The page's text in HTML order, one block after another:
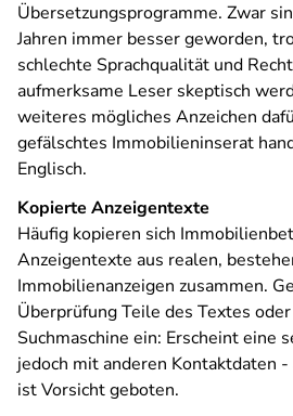
Übersetzungsprogramme. Zwar
Jahren immer besser geworden,
schlechte Sprachqualität und
aufmerksame Leser skeptisch
weiteres mögliches Anzeichen
gefälschtes Immobilieninserat
Englisch.
Kopierte Anzeigentexte
Häufig kopieren sich
Anzeigentexte aus realen,
Immobilienanzeigen zusammen.
Überprüfung Teile des Textes
Suchmaschine ein: Erscheint eine
jedoch mit anderen Kontaktdaten
ist Vorsicht geboten.